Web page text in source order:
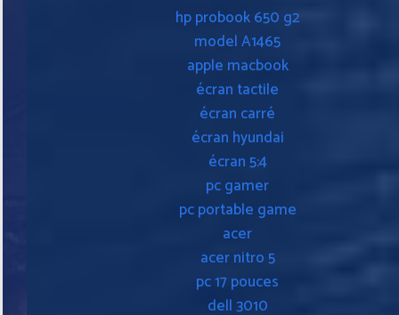
hp probook 650 g2
model A1465
apple macbook
écran tactile
écran carré
écran hyundai
écran 5:4
pc gamer
pc portable game
acer
acer nitro 5
pc 17 pouces
dell 3010